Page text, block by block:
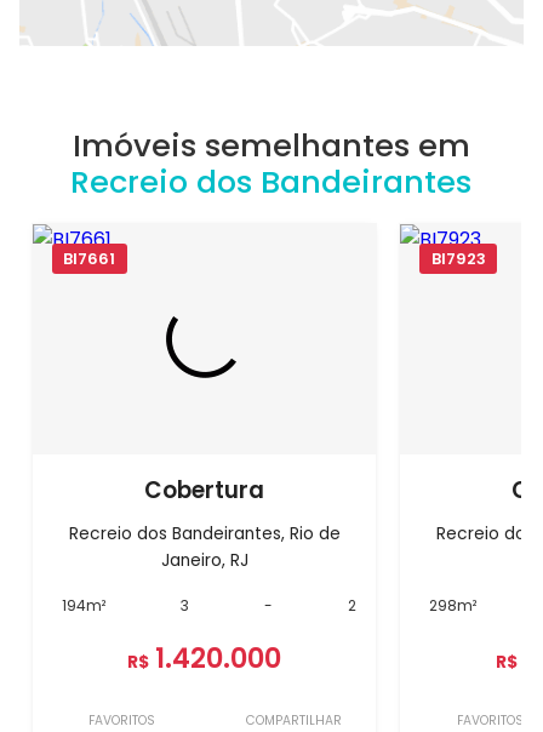
Imóveis semelhantes em
Recreio dos Bandeirantes
BI7661
Cobertura
Recreio dos Bandeirantes, Rio de
Janeiro, RJ
194m² 3 - 2
R$ 1.420.000
FAVORITOS COMPARTILHAR
BI7923
Recreio dos
298m²
R$
FAVORITOS